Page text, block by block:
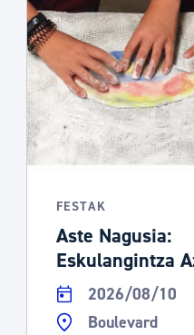
Udal administrazioa
Iragarki ofizialen taula
Egutegi fiskala
Gardentasun ataria
FESTAK
Aste Nagusia:
Eskulangintza
2026/08/10
Boulevard